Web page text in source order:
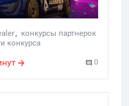
, конкурсы партнерок
конкурса
0